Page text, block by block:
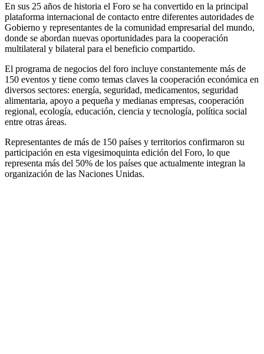
En sus 25 años de historia el Foro se ha convertido en la principal
plataforma internacional de contacto entre diferentes autoridades de
Gobierno y representantes de la comunidad empresarial del mundo,
donde se abordan nuevas oportunidades para la cooperación
multilateral y bilateral para el beneficio compartido.
El programa de negocios del foro incluye constantemente más de
150 eventos y tiene como temas claves la cooperación económica en
diversos sectores: energía, seguridad, medicamentos, seguridad
alimentaria, apoyo a pequeña y medianas empresas, cooperación
regional, ecología, educación, ciencia y tecnología, política social
entre otras áreas.
Representantes de más de 150 países y territorios confirmaron su
participación en esta vigesimoquinta edición del Foro, lo que
representa más del 50% de los países que actualmente integran la
organización de las Naciones Unidas.